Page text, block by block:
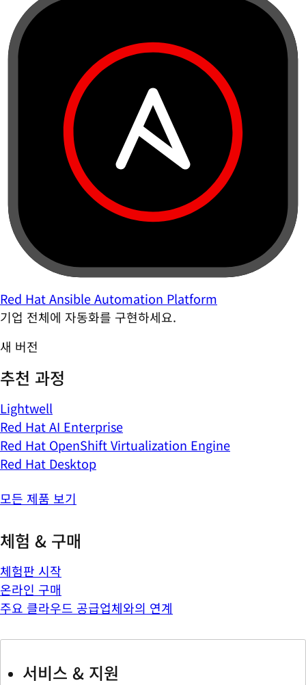
Red Hat Ansible Automation Platform
기업 전체에 자동화를 구현하세요.
새 버전
추천 과정
Lightwell
Red Hat AI Enterprise
Red Hat OpenShift Virtualization Engine
Red Hat Desktop
모든 제품 보기
체험 & 구매
체험판 시작
온라인 구매
주요 클라우드 공급업체와의 연계
서비스 & 지원